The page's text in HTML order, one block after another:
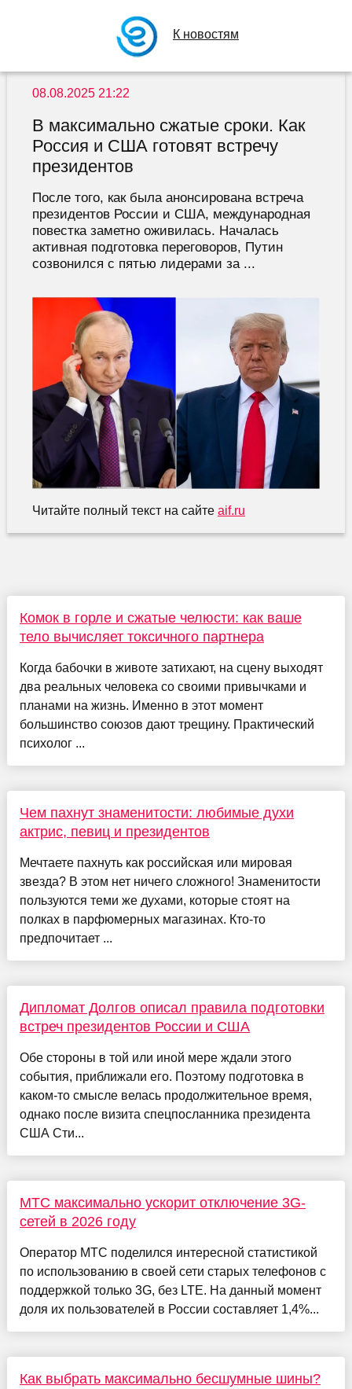
К новостям
08.08.2025 21:22
В максимально сжатые сроки. Как
Россия и США готовят встречу
президентов
После того, как была анонсирована встреча
президентов России и США, международная
повестка заметно оживилась. Началась
активная подготовка переговоров, Путин
созвонился с пятью лидерами за ...
Читайте полный текст на сайте aif.ru
Комок в горле и сжатые челюсти: как ваше
тело вычисляет токсичного партнера
Когда бабочки в животе затихают, на сцену выходят
два реальных человека со своими привычками и
планами на жизнь. Именно в этот момент
большинство союзов дают трещину. Практический
психолог ...
Чем пахнут знаменитости: любимые духи
актрис, певиц и президентов
Мечтаете пахнуть как российская или мировая
звезда? В этом нет ничего сложного! Знаменитости
пользуются теми же духами, которые стоят на
полках в парфюмерных магазинах. Кто-то
предпочитает ...
Дипломат Долгов описал правила подготовки
встреч президентов России и США
Обе стороны в той или иной мере ждали этого
события, приближали его. Поэтому подготовка в
каком-то смысле велась продолжительное время,
однако после визита спецпосланника президента
США Сти...
МТС максимально ускорит отключение 3G-
сетей в 2026 году
Оператор МТС поделился интересной статистикой
по использованию в своей сети старых телефонов с
поддержкой только 3G, без LTE. На данный момент
доля их пользователей в России составляет 1,4%...
Как выбрать максимально бесшумные шины?